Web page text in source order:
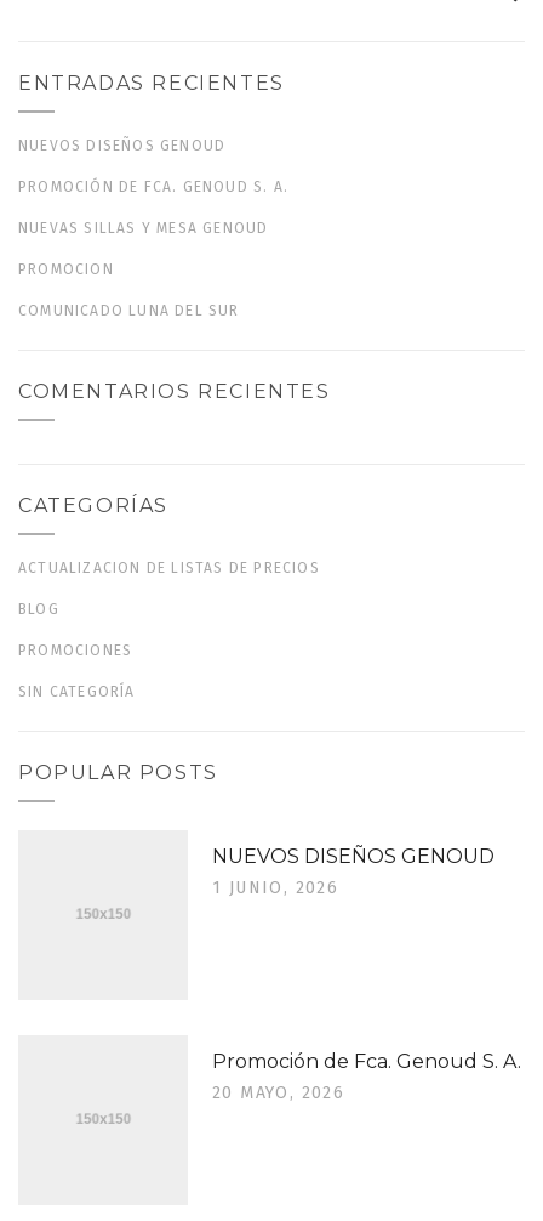
ENTRADAS RECIENTES
NUEVOS DISEÑOS GENOUD
PROMOCIÓN DE FCA. GENOUD S. A.
NUEVAS SILLAS Y MESA GENOUD
PROMOCION
COMUNICADO LUNA DEL SUR
COMENTARIOS RECIENTES
CATEGORÍAS
ACTUALIZACION DE LISTAS DE PRECIOS
BLOG
PROMOCIONES
SIN CATEGORÍA
POPULAR POSTS
NUEVOS DISEÑOS GENOUD
1 JUNIO, 2026
Promoción de Fca. Genoud S. A.
20 MAYO, 2026